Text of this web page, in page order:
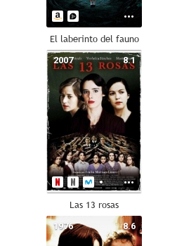
El laberinto del fauno
8.1
2007
Las 13 rosas
8.6
1976